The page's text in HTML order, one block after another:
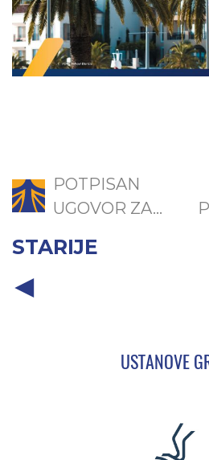
POTPISAN
UGOVOR ZA...
STARIJE
USTANOVE